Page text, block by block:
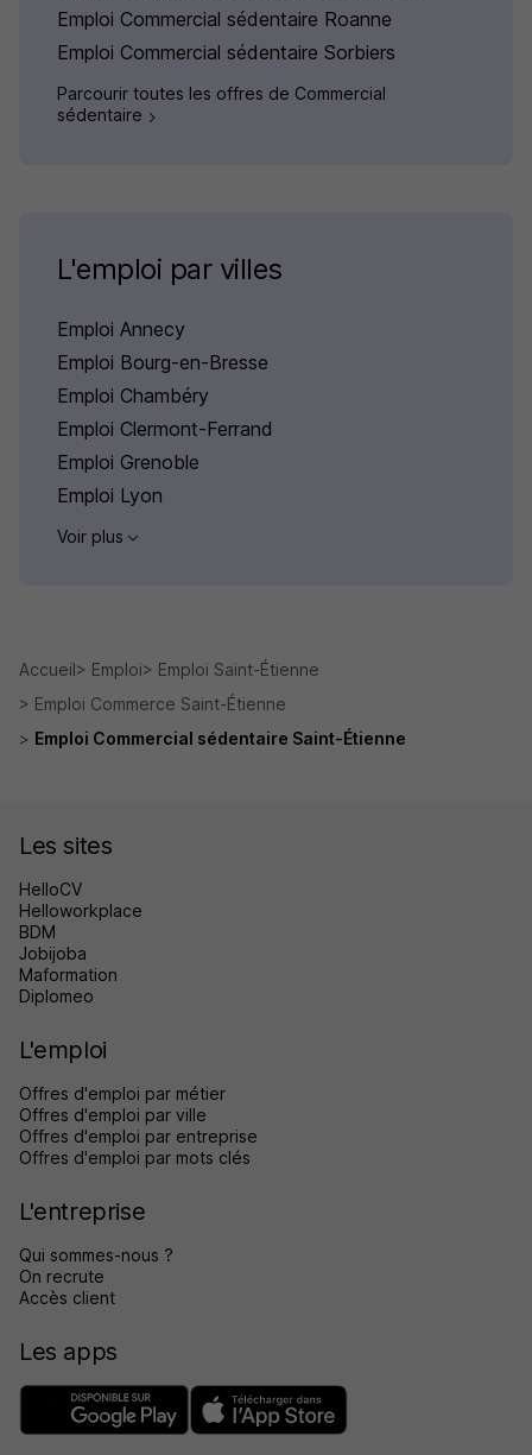
Emploi Commercial sédentaire Roanne
Emploi Commercial sédentaire Sorbiers
Parcourir toutes les offres de Commercial
sédentaire
L'emploi par villes
Emploi Annecy
Emploi Bourg-en-Bresse
Emploi Chambéry
Emploi Clermont-Ferrand
Emploi Grenoble
Emploi Lyon
Voir plus
Accueil Emploi
Emploi Saint-Étienne
Emploi Commerce Saint-Étienne
Emploi Commercial sédentaire Saint-Étienne
Les sites
HelloCV
Helloworkplace
BDM
Jobijoba
Maformation
Diplomeo
L'emploi
Offres d'emploi par métier
Offres d'emploi par ville
Offres d'emploi par entreprise
Offres d'emploi par mots clés
L'entreprise
Qui sommes-nous ?
On recrute
Accès client
Les apps